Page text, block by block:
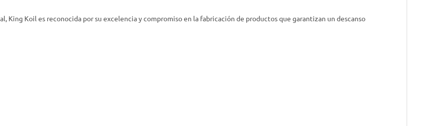
King Koil es reconocida por su excelencia y compromiso en la fabricación de productos que garantizan un descanso